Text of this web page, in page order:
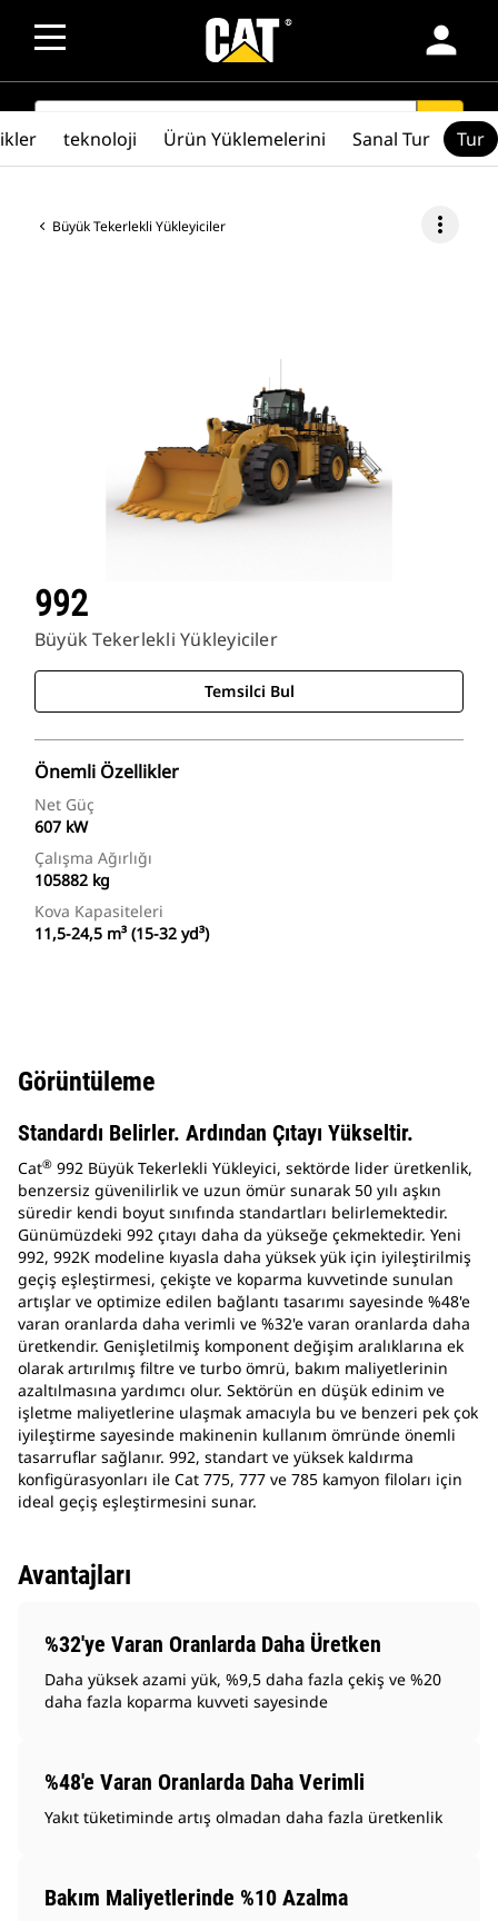
person
SEARCH search
Büyük Tekerlekli Yükleyiciler more_vert
992
Büyük Tekerlekli Yükleyiciler
Temsilci Bul
Önemli Özellikler
Net Güç
607 kW
Çalışma Ağırlığı
105882 kg
Kova Kapasiteleri
11,5-24,5 m³ (15-32 yd³)
teknoloji Ürün Yüklemelerini Sanal Tur Tur
Görüntüleme
Standardı Belirler. Ardından Çıtayı Yükseltir.
Cat® 992 Büyük Tekerlekli Yükleyici, sektörde lider üretkenlik,
benzersiz güvenilirlik ve uzun ömür sunarak 50 yılı aşkın
süredir kendi boyut sınıfında standartları belirlemektedir.
Günümüzdeki 992 çıtayı daha da yükseğe çekmektedir. Yeni
992, 992K modeline kıyasla daha yüksek yük için iyileştirilmiş
geçiş eşleştirmesi, çekişte ve koparma kuvvetinde sunulan
artışlar ve optimize edilen bağlantı tasarımı sayesinde %48'e
varan oranlarda daha verimli ve %32'e varan oranlarda daha
üretkendir. Genişletilmiş komponent değişim aralıklarına ek
olarak artırılmış filtre ve turbo ömrü, bakım maliyetlerinin
azaltılmasına yardımcı olur. Sektörün en düşük edinim ve
işletme maliyetlerine ulaşmak amacıyla bu ve benzeri pek çok
iyileştirme sayesinde makinenin kullanım ömründe önemli
tasarruflar sağlanır. 992, standart ve yüksek kaldırma
konfigürasyonları ile Cat 775, 777 ve 785 kamyon filoları için
ideal geçiş eşleştirmesini sunar.
Avantajları
%32'ye Varan Oranlarda Daha Üretken
Daha yüksek azami yük, %9,5 daha fazla çekiş ve %20
daha fazla koparma kuvveti sayesinde
%48'e Varan Oranlarda Daha Verimli
Yakıt tüketiminde artış olmadan daha fazla üretkenlik
Bakım Maliyetlerinde %10 Azalma